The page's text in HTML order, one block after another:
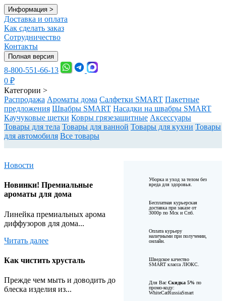
Информация >
Доставка и оплата
Как сделать заказ
Сотрудничество
Контакты
Полная версия
8-800-551-66-13
0 ₽
Категории >
Распродажа Ароматы дома Салфетки SMART Пакетные
предложения Швабры SMART Насадки на швабры SMART
Каучуковые щетки Ковры грязезащитные Аксессуары
Товары для тела Товары для ванной Товары для кухни Товары
для автомобиля Все товары
Уборка и уход за телом без
вреда для здоровья.
Бесплатная курьерская
доставка при заказе от
3000р по Мск и Спб.
Оплата курьеру
наличными при получении,
онлайн.
Шведское качество
SMART класса ЛЮКС.
Для Вас Cкидка 5% по
промо-коду:
WhiteCatRussiaSmart
Новости
Новинки! Премиальные
ароматы для дома
Линейка премиальных арома
диффузоров для дома...
Читать далее
Как чистить хрусталь
Прежде чем мыть и доводить до
блеска изделия из...